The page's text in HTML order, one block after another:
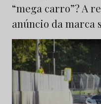
“mega carro”? A
anúncio da marca